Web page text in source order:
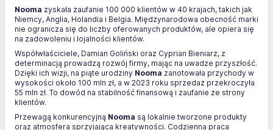
Nooma zyskała zaufanie 100 000 klientów w 40 krajach, takich jak
Niemcy, Anglia, Holandia i Belgia. Międzynarodowa obecność marki
nie ogranicza się do liczby oferowanych produktów, ale opiera się
na zadowoleniu i lojalności klientów.
Współwłaściciele, Damian Goliński oraz Cyprian Bieniarz, z
determinacją prowadzą rozwój firmy, mając na uwadze przyszłość.
Dzięki ich wizji, na piąte urodziny Nooma zanotowała przychody w
wysokości około 100 mln zł, a w 2023 roku sprzedaż przekroczyła
55 mln zł. To dowód na stabilność finansową i zaufanie ze strony
klientów.
Przewagą konkurencyjną Nooma są lokalnie tworzone produkty
oraz atmosfera sprzyjająca kreatywności. Codzienna praca